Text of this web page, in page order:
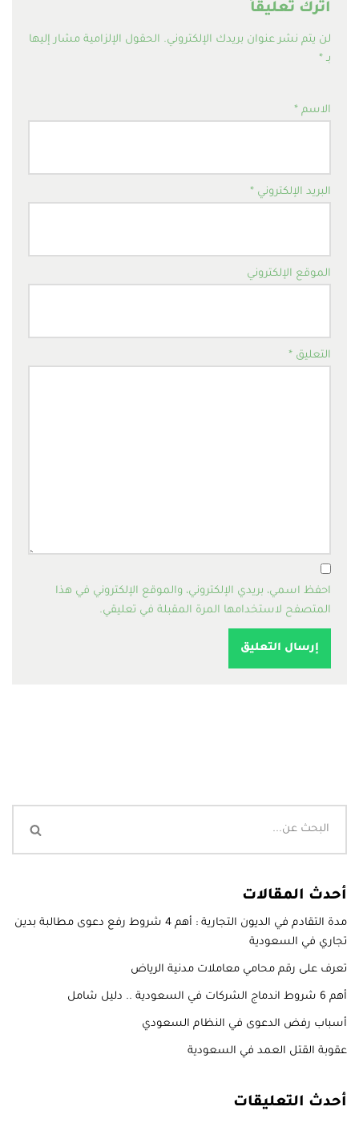
اترك تعليقاً
لن يتم نشر عنوان بريدك الإلكتروني. الحقول الإلزامية مشار إليها
بـ *
الاسم *
البريد الإلكتروني *
الموقع الإلكتروني
التعليق *
احفظ اسمي، بريدي الإلكتروني، والموقع الإلكتروني في هذا
المتصفح لاستخدامها المرة المقبلة في تعليقي.
أحدث المقالات
مدة التقادم في الديون التجارية : أهم 4 شروط رفع دعوى مطالبة بدين
تجاري في السعودية
تعرف على رقم محامي معاملات مدنية الرياض
أهم 6 شروط اندماج الشركات في السعودية .. دليل شامل
أسباب رفض الدعوى في النظام السعودي
عقوبة القتل العمد في السعودية
أحدث التعليقات